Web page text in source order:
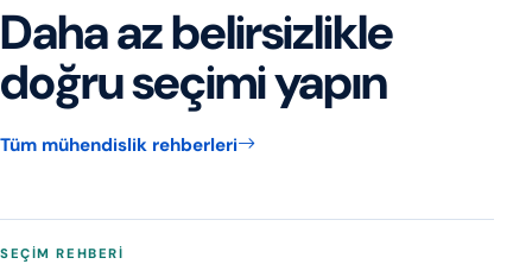
Daha az belirsizlikle
doğru seçimi yapın
Tüm mühendislik rehberleri
SEÇIM REHBERI